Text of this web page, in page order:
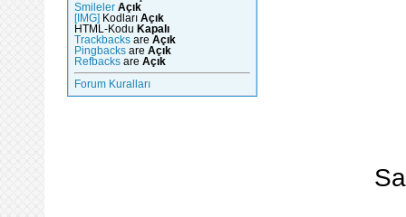
Smileler Açık
[IMG] Kodları Açık
HTML-Kodu Kapalı
Trackbacks are Açık
Pingbacks are Açık
Refbacks are Açık
Forum Kuralları